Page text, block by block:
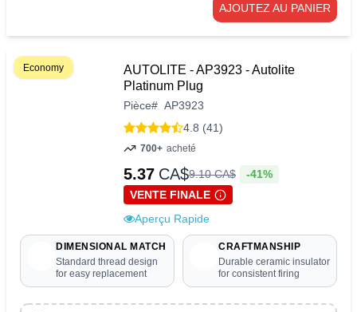
AJOUTEZ AU PANIER
Economy
AUTOLITE - AP3923 - Autolite
Platinum Plug
Pièce# AP3923
4.8 (41)
700+ acheté
5.37 CA$9.10CA$
-41%
VENTE FINALE
Aperçu Rapide
DIMENSIONAL MATCH
Standard thread design
for easy replacement
CRAFTMANSHIP
Durable ceramic insulator
for consistent firing